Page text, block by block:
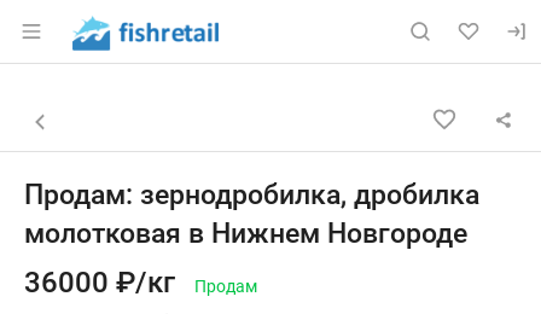
Раздел навигации по сайту fishretail.ru
Объявление: Продам:
Навигация и управление объявлением
Назад к списку объявлений
Продам: зернодробилка, дробилка
молотковая в Нижнем Новгороде
36000 ₽/кг
Продам